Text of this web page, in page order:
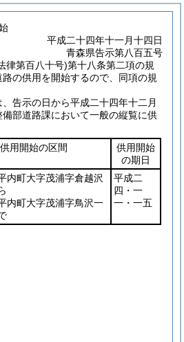
平成二十四年十一月十四日
青森県告示第八百五号
律第百八十号)第十八条第二項の規
の供用を開始するので、同項の規
告示の日から平成二十四年十二月
部道路課において一般の縦覧に供
供用開始の区間
供用開始
の期日
内町大字茂浦字倉越沢
内町大字茂浦字鳥沢一
平成二
四・一
一・一五